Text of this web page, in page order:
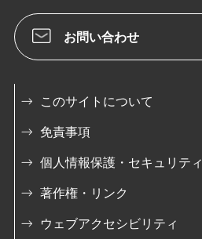
お問い合わせ
このサイトについて
免責事項
個人情報保護・セキュリティ
著作権・リンク
ウェブアクセシビリティ